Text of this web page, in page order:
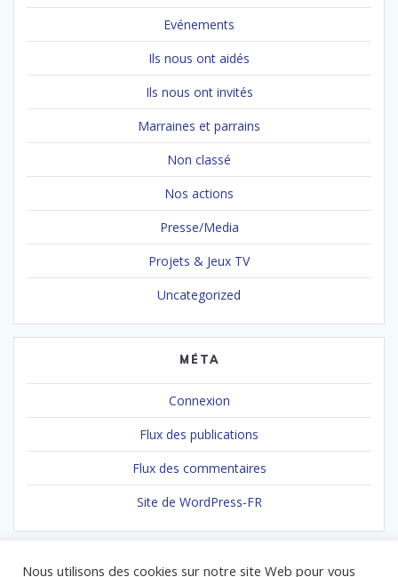
Evénements
Ils nous ont aidés
Ils nous ont invités
Marraines et parrains
Non classé
Nos actions
Presse/Media
Projets & Jeux TV
Uncategorized
MÉTA
Connexion
Flux des publications
Flux des commentaires
Site de WordPress-FR
Nous utilisons des cookies sur notre site Web pour vous